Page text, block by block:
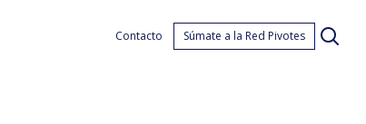
Contacto Súmate a la Red Pivotes